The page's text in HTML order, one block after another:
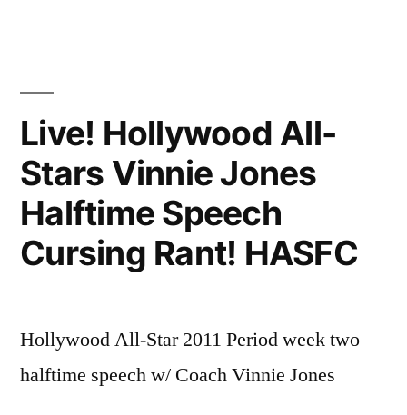
–
Part
2/10
Live! Hollywood All-
Stars Vinnie Jones
Halftime Speech
Cursing Rant! HASFC
Hollywood All-Star 2011 Period week two
halftime speech w/ Coach Vinnie Jones